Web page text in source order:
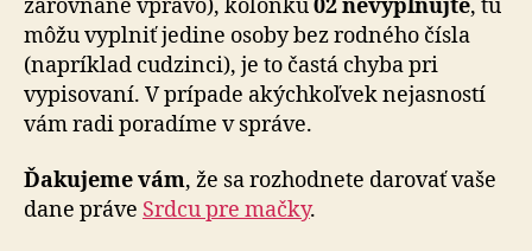
zarovnané vpravo), kolónku02 nevyplňujte, tú
môžu vyplniť jedine osoby bez rodného čísla
(napríklad cudzinci), je to častá chyba pri
vypisovaní. V prípade akýchkoľvek nejasností
vám radi poradíme v správe.
Ďakujeme vám, že sa rozhodnete darovať vaše
dane práve Srdcu pre mačky.